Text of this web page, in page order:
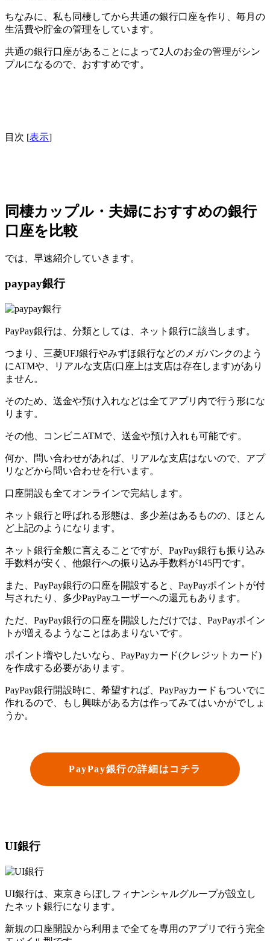
ちなみに、私も同棲してから共通の銀行口座を作り、毎月の
生活費や貯金の管理をしています。
共通の銀行口座があることによって2人のお金の管理がシン
プルになるので、おすすめです。
目次 [表示]
同棲カップル・夫婦におすすめの銀行
口座を比較
では、早速紹介していきます。
paypay銀行
PayPay銀行は、分類としては、ネット銀行に該当します。
つまり、三菱UFJ銀行やみずほ銀行などのメガバンクのよう
にATMや、リアルな支店(口座上は支店は存在します)があり
ません。
そのため、送金や預け入れなどは全てアプリ内で行う形にな
ります。
その他、コンビニATMで、送金や預け入れも可能です。
何か、問い合わせがあれば、リアルな支店はないので、アプ
リなどから問い合わせを行います。
口座開設も全てオンラインで完結します。
ネット銀行と呼ばれる形態は、多少差はあるものの、ほとん
ど上記のようになります。
ネット銀行全般に言えることですが、PayPay銀行も振り込み
手数料が安く、他銀行への振り込み手数料が145円です。
また、PayPay銀行の口座を開設すると、PayPayポイントが付
与されたり、多少PayPayユーザーへの還元もあります。
ただ、PayPay銀行の口座を開設しただけでは、PayPayポイン
トが増えるようなことはあまりないです。
ポイント増やしたいなら、PayPayカード(クレジットカード)
を作成する必要があります。
PayPay銀行開設時に、希望すれば、PayPayカードもついでに
作れるので、もし興味がある方は作ってみてはいかがでしょ
うか。
PayPay銀行の詳細はコチラ
UI銀行
UI銀行は、東京きらぼしフィナンシャルグループが設立し
たネット銀行になります。
新規の口座開設から利用まで全てを専用のアプリで行う完全